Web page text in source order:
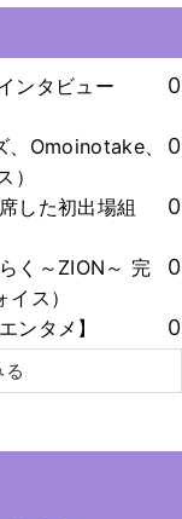
ンタビュー
0
、Omoinotake、
0
した初出場組
0
く～ZION～ 完
ス）
0
ンタメ】 0